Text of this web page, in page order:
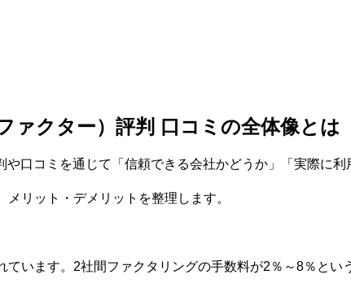
ァクター）評判 口コミの全体像とは
口コミを通じて「信頼できる会社かどうか」「実際に
リット・デメリットを整理します。
います。2社間ファクタリングの手数料が2％～8％とい